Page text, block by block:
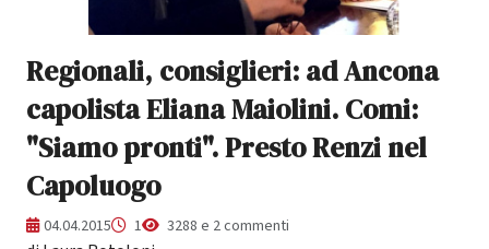
Regionali, consiglieri: ad Ancona
capolista Eliana Maiolini. Comi:
"Siamo pronti". Presto Renzi nel
Capoluogo
04.04.2015 1 3288 e 2 commenti